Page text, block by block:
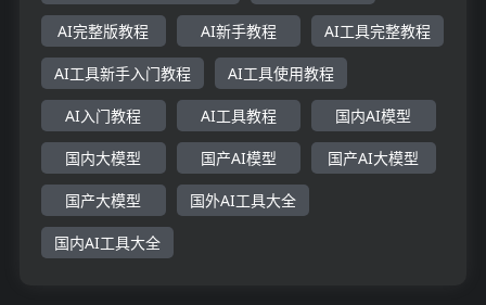
AI完整版教程 AI新手教程 AI工具完整教程
AI工具新手入门教程 AI工具使用教程
AI入门教程 AI工具教程 国内AI模型
国内大模型 国产AI模型 国产AI大模型
国产大模型 国外AI工具大全
国内AI工具大全